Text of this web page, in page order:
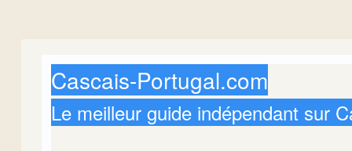
Cascais-Portugal.com
Le meilleur guide indépendant sur